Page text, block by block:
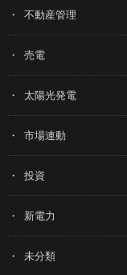
不動産管理
売電
太陽光発電
市場連動
投資
新電力
未分類